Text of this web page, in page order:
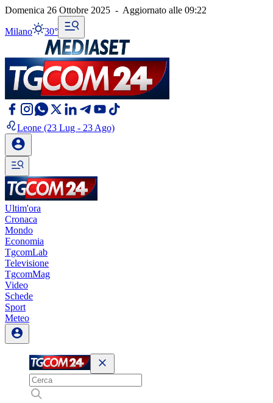
Domenica 26 Ottobre 2025 - Aggiornato alle 09:22
Milano 30°
Leone (23 Lug - 23 Ago)
Ultim'ora
Cronaca
Mondo
Economia
TgcomLab
Televisione
TgcomMag
Video
Schede
Sport
Meteo